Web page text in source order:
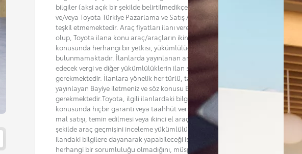
bilgiler (aksi açık bir şekilde belirtilmedikçe) bir satış teklifi değildir ve Bayi
ve/veya Toyota Türkiye Pazarlama ve Satış A.Ş.’nin ("Toyota”) adına bir taahhüt
teşkil etmemektedir. Araç fiyatları ilanı veren Bayi tarafından belirlenmekte
olup, Toyota ilana konu araç/araçların ikinci el satış fiyatlarını belirleme
konusunda herhangi bir yetkisi, yükümlülüğü ve sorumluluğu
bulunmamaktadır. İlanlarda yayınlanan araçların satışlarına esas teşkil
edecek vergi ve diğer yükümlülüklerin ilan sahibi Bayiden öğrenilmesi
gerekmektedir. İlanlara yönelik her türlü, talep, soru veya şikayetlerinizi ilanı
yayınlayan Bayiye iletmeniz ve söz konusu Bayiden destek almanız
gerekmektedir.Toyota, ilgili ilanlardaki bilgilerin doğruluğu ya da güncelliği
konusunda hiçbir garanti veya taahhüt vermemektedir. Toyota’nın ilana konu
mal satışı, temin edilmesi veya ikinci el araçla ilgili bakım, kaza veya başka bir
şekilde araç geçmişini inceleme yükümlülüğü de bulunmamaktadır. Müşteri,
ilandaki bilgilere dayanarak yapabileceği işlemler bakımından Toyota'nın
herhangi bir sorumluluğu olmadığını, müspet veya menfi herhangi bir zarar